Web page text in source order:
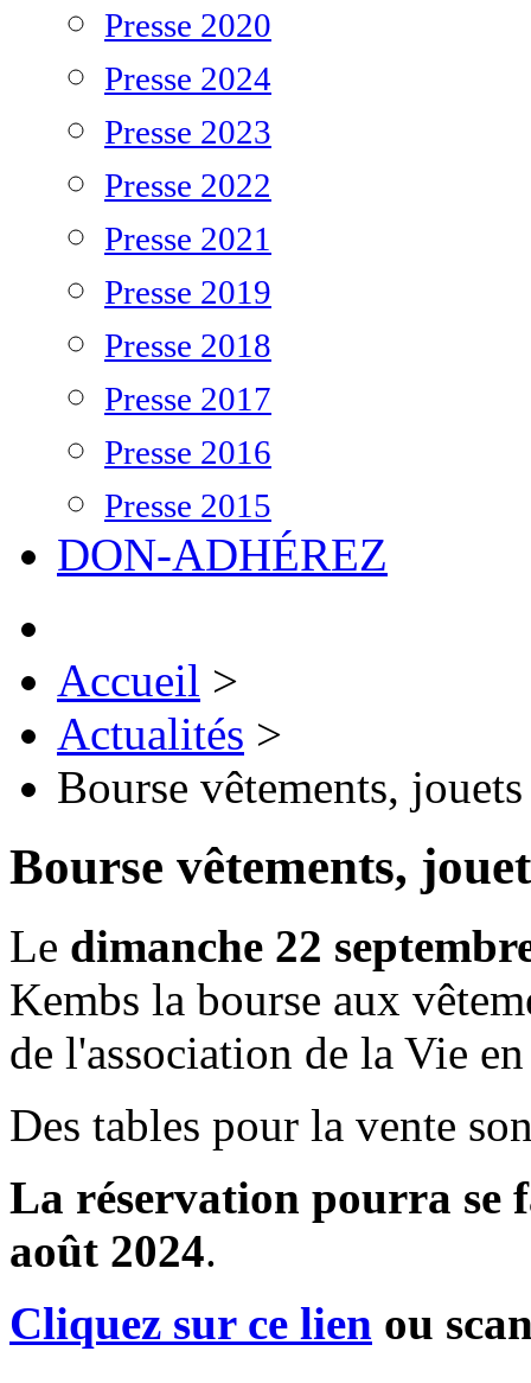
Presse 2020
Presse 2024
Presse 2023
Presse 2022
Presse 2021
Presse 2019
Presse 2018
Presse 2017
Presse 2016
Presse 2015
DON-ADHÉREZ
Accueil >
Actualités >
Bourse vêtements,
Bourse vêtements,
Le dimanche 22
Kembs la bourse aux
de l'association de la Vie
Des tables pour la vente
La réservation pourra se
août 2024.
Cliquez sur ce lien ou